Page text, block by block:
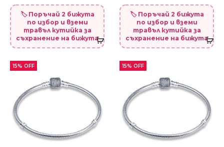
🏷️ Поръчай 2 бижута
по избор и вземи
травъл кутийка за
съхранение на бижута
🏷️ Поръчай 2 бижута
по избор и вземи
травъл кутийка за
съхранение на бижута
15% OFF 15% OFF